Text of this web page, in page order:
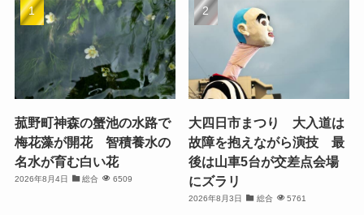
菰野町神森の蟹池の水路で
梅花藻が開花 智積養水の
名水が育む白い花
2026年8月4日 総合 6509
大四日市まつり 大入道は
故障を抱えながら演技 最
後は山車5台が交差点会場
にズラリ
2026年8月3日 総合 5761